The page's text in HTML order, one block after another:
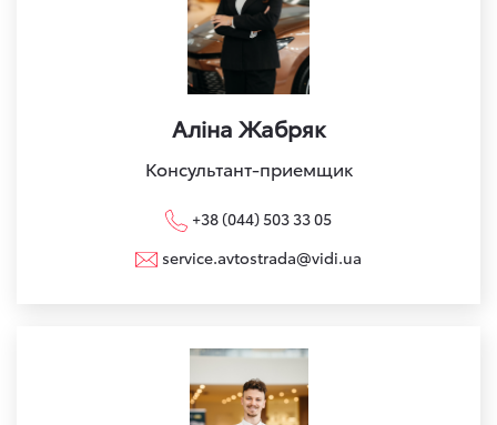
Аліна Жабряк
Консультант-приемщик
+38 (044) 503 33 05
service.avtostrada@vidi.ua